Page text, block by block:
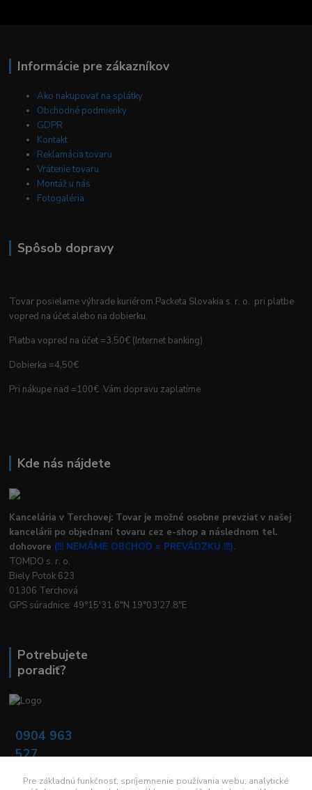
Informácie pre zákazníkov
Ako nakupovať na splátky
Obchodné podmienky
GDPR
Kontakt
Reklamácia tovaru
Vrátenie tovaru
Montáž u nás
Fotogaléria
Spôsob dopravy
Tovar posielame výhrade kuriérom Packeta Slovakia s. r. o. pri platbe
vopred na účet alebo na dobierku.
Platba vopred na účet =3,50€ (Internet banking)
Dobierka =4,50€
Pri nákupe nad =100€ Vám dopravu zaplatíme
Kde nás nájdete
Kancelária v Terchovej: Tovar je možné osobne prevziať v našej
kancelárii po objednaní tovaru cez e-shop a následnom tel.
dohovore (!!! NEMÁME OBCHOD = PREVÁDZKU !!!).
TOMDO s. r. o.
Biely Potok 623
01306 Terchová
GPS súradnice: 49°15'31.6"N 19°03'27.8"E
Potrebujete
poradiť?
0904 963
527
16:00
Pre základnú funkčnosť, spríjemnenie používania webu, analytické